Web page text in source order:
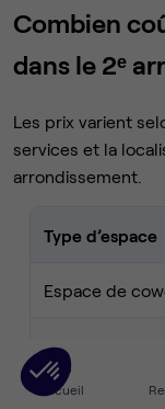
Accueil
Combien
dans le 2ᵉ
Les prix varient
services et la
arrondissement.
Type d’espace
Espace de
Bureau privatif
Bureau opéré